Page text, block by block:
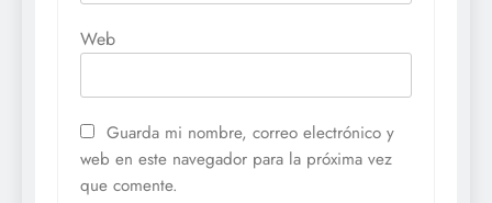
Web
Guarda mi nombre, correo electrónico y
web en este navegador para la próxima vez
que comente.